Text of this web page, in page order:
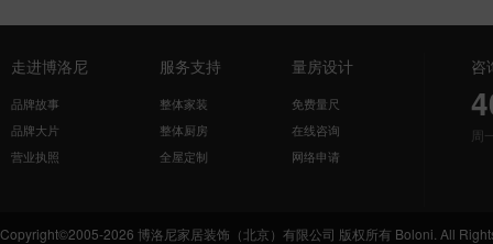
走进博洛尼
品牌故事
品牌大片
营业执照
服务支持
整体家装
整体厨房
全屋定制
量房设计
免费量尺
在线咨询
网络申请
咨
周
Copyright©2005-2026 博洛尼家居装饰（北京）有限公司 版权所有 Boloni. All